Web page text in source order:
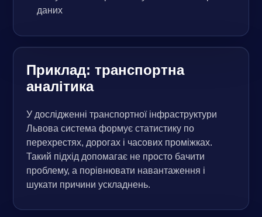
даних
Приклад: транспортна
аналітика
У дослідженні транспортної інфраструктури
Львова система формує статистику по
перехрестях, дорогах і часових проміжках.
Такий підхід допомагає не просто бачити
проблему, а порівнювати навантаження і
шукати причини ускладнень.